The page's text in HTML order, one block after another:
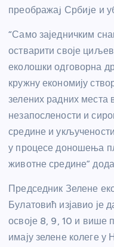
преображаj Србиjе и
“Само заједничким
остварити своје
еколошки одговорна
кружну економију
зелених радних места
незапослености и
средине и
у процесе доношења
животне средине”
Председник Зелене
Булатовић изјавио је
освоје 8, 9, 10 и више
имају зелене колеге у